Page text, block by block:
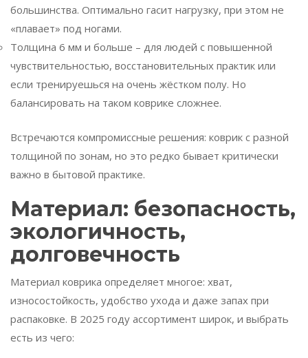
большинства. Оптимально гасит нагрузку, при этом не
«плавает» под ногами.
Толщина 6 мм и больше – для людей с повышенной
чувствительностью, восстановительных практик или
если тренируешься на очень жёстком полу. Но
балансировать на таком коврике сложнее.
Встречаются компромиссные решения: коврик с разной
толщиной по зонам, но это редко бывает критически
важно в бытовой практике.
Материал: безопасность,
экологичность,
долговечность
Материал коврика определяет многое: хват,
износостойкость, удобство ухода и даже запах при
распаковке. В 2025 году ассортимент широк, и выбрать
есть из чего: